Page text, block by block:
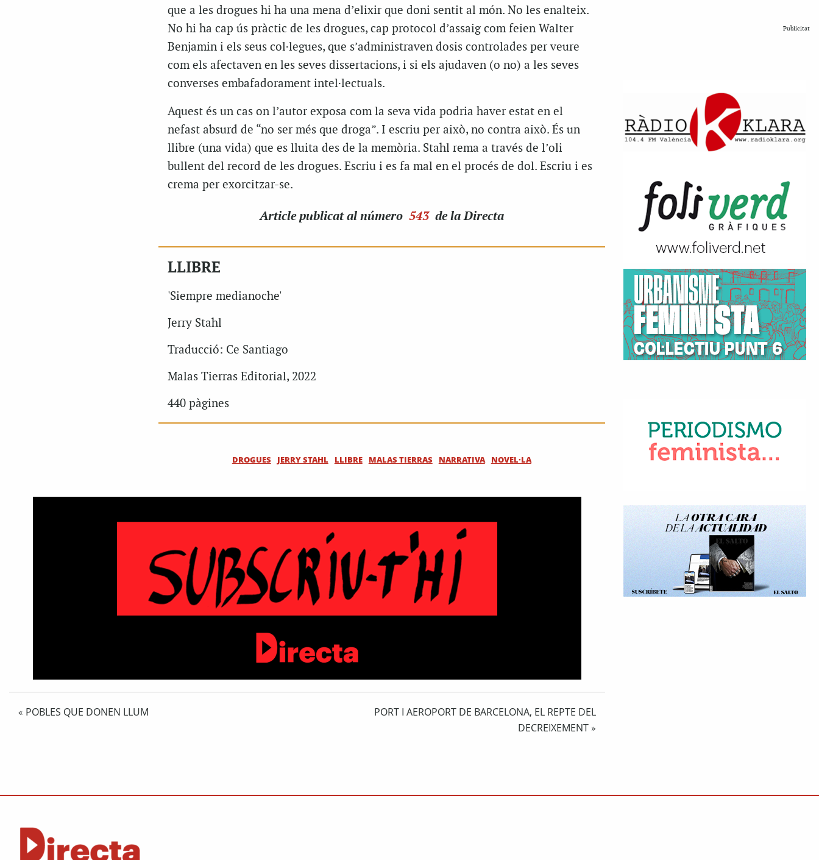
que a les drogues hi ha una mena d’elixir que doni sentit al món. No les enalteix.
No hi ha cap ús pràctic de les drogues, cap protocol d’assaig com feien Walter
Benjamin i els seus col·legues, que s’administraven dosis controlades per veure
com els afectaven en les seves dissertacions, i si els ajudaven (o no) a les seves
converses embafadorament intel·lectuals.
Aquest és un cas on l’autor exposa com la seva vida podria haver estat en el
nefast absurd de “no ser més que droga”. I escriu per això, no contra això. És un
llibre (una vida) que es lluita des de la memòria. Stahl rema a través de l’oli
bullent del record de les drogues. Escriu i es fa mal en el procés de dol. Escriu i es
crema per exorcitzar-se.
Articlepublicat al número 543 de la Directa
LLIBRE
'Siempre medianoche'
Jerry Stahl
Traducció: Ce Santiago
Malas Tierras Editorial, 2022
440 pàgines
DROGUES JERRY STAHL LLIBRE MALAS TIERRAS NARRATIVA NOVEL·LA
« POBLES QUE DONEN LLUM
PORT I AEROPORT DE BARCELONA, EL REPTE DEL
DECREIXEMENT »
Publicitat